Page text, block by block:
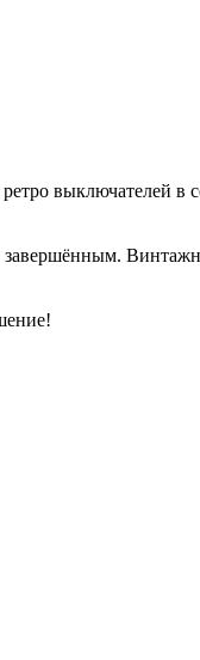
выключателей